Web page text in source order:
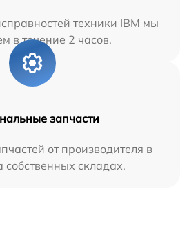
техники IBM мы
в течение 2 часов.
запчасти
от производителя в
собственных складах.